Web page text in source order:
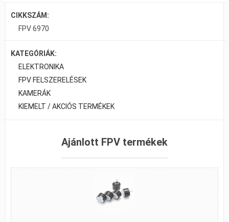
CIKKSZÁM:
FPV 6970
KATEGÓRIÁK:
ELEKTRONIKA
FPV FELSZERELÉSEK
KAMERÁK
KIEMELT / AKCIÓS TERMÉKEK
Ajánlott FPV termékek